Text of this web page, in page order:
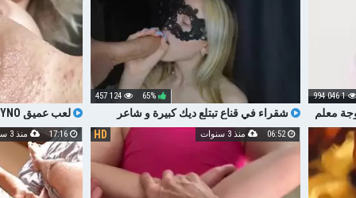
معلم
1 046 994
شقراء في قناع تبتلع ديك كبيرة و شاعر
المليون العصير
لعب عميق GYNO في المهبل المهبل سيئة لها
06:52 منذ 3 سنوات HD منذ 3 سنوات